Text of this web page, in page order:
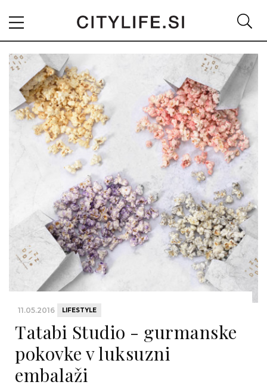
11.05.2016 LIFESTYLE
Tatabi Studio - gurmanske
pokovke v luksuzni
embalaži